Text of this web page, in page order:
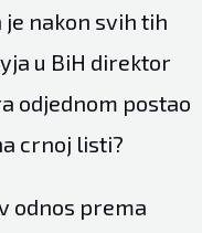
je nakon svih tih
u BiH direktor
odjednom postao
crnoj listi?
odnos prema